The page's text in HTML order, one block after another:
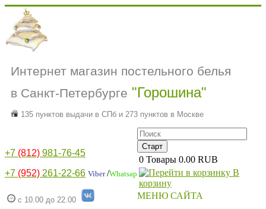
Интернет магазин постельного белья
в Санкт-Петербурге "Горошина"
135 пунктов выдачи в СПб и 273 пунктов в Москве
+7 (812) 981-76-45
+7 (952) 261-22-66 Viber/Whatsap
с 10.00 до 22.00
0 Товары 0.00 RUB
В
корзину
МЕНЮ САЙТА